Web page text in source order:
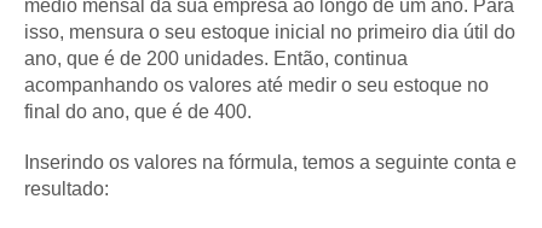
médio mensal da sua empresa ao longo de um ano. Para
isso, mensura o seu estoque inicial no primeiro dia útil do
ano, que é de 200 unidades. Então, continua
acompanhando os valores até medir o seu estoque no
final do ano, que é de 400.
Inserindo os valores na fórmula, temos a seguinte conta e
resultado: